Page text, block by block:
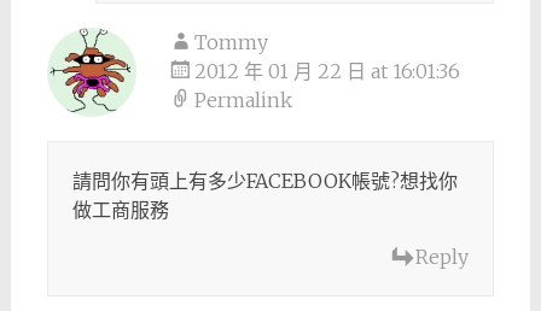
Tommy
2012 年 01 月 22 日 at 16:01:36
Permalink
請問你有頭上有多少FACEBOOK帳號?想找你
做工商服務
Reply